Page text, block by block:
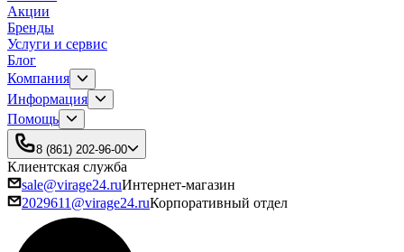
Акции
Бренды
Услуги и сервис
Блог
Компания
Информация
Помощь
8 (861) 202-96-00
Клиентская служба
sale@virage24.ruИнтернет-магазин
2029611@virage24.ruКорпоративный отдел